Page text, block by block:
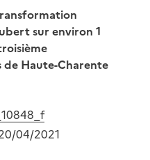
sur environ 1
Haute-Charente
04/2021